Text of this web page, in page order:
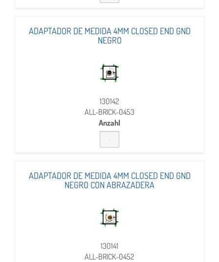
ADAPTADOR DE MEDIDA 4MM CLOSED END GND
NEGRO
130142
ALL-BRICK-0453
Anzahl
ADAPTADOR DE MEDIDA 4MM CLOSED END GND
NEGRO CON ABRAZADERA
130141
ALL-BRICK-0452